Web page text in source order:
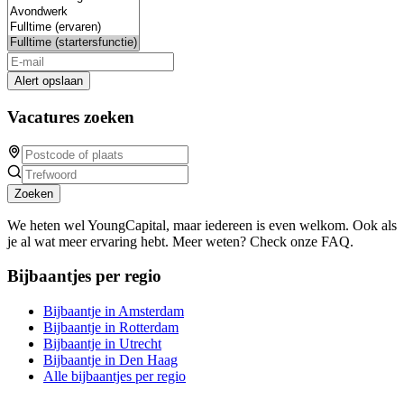
Alert opslaan
Vacatures zoeken
Zoeken
We heten wel YoungCapital, maar iedereen is even welkom. Ook als
je al wat meer ervaring hebt. Meer weten? Check onze FAQ.
Bijbaantjes per regio
Bijbaantje in Amsterdam
Bijbaantje in Rotterdam
Bijbaantje in Utrecht
Bijbaantje in Den Haag
Alle bijbaantjes per regio